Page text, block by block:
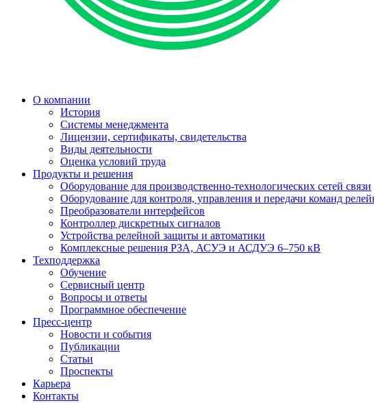
О компании
История
Системы менеджмента
Лицензии, сертификаты, свидетельства
Виды деятельности
Оценка условий труда
Продукты и решения
Оборудование для производственно-технологических сетей связи
Оборудование для контроля, управления и передачи команд
Преобразователи интерфейсов
Контроллер дискретных сигналов
Устройства релейной защиты и автоматики
Комплексные решения РЗА, АСУЭ и АСДУЭ 6–750 кВ
Техподдержка
Обучение
Сервисный центр
Вопросы и ответы
Программное обеспечение
Пресс-центр
Новости и события
Публикации
Статьи
Проспекты
Карьера
Контакты